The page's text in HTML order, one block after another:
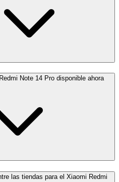
Note 14 Pro disponible ahora
las tiendas para el Xiaomi Redmi